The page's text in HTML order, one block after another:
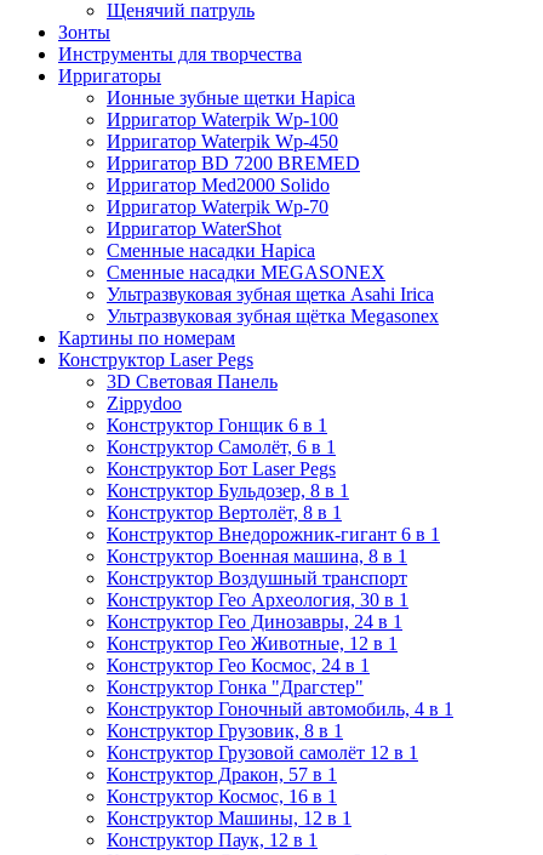
Щенячий патруль
Зонты
Инструменты для творчества
Ирригаторы
Ионные зубные щетки Hapica
Ирригатор Waterpik Wp-100
Ирригатор Waterpik Wp-450
Ирригатор BD 7200 BREMED
Ирригатор Med2000 Solido
Ирригатор Waterpik Wp-70
Ирригатор WaterShot
Сменные насадки Hapica
Сменные насадки MEGASONEX
Ультразвуковая зубная щетка Asahi Irica
Ультразвуковая зубная щётка Megasonex
Картины по номерам
Конструктор Laser Pegs
3D Световая Панель
Zippydoo
Конструктор Гонщик 6 в 1
Конструктор Cамолёт, 6 в 1
Конструктор Бот Laser Pegs
Конструктор Бульдозер, 8 в 1
Конструктор Вертолёт, 8 в 1
Конструктор Внедорожник-гигант 6 в 1
Конструктор Военная машина, 8 в 1
Конструктор Воздушный транспорт
Конструктор Гео Археология, 30 в 1
Конструктор Гео Динозавры, 24 в 1
Конструктор Гео Животные, 12 в 1
Конструктор Гео Космос, 24 в 1
Конструктор Гонка "Драгстер"
Конструктор Гоночный автомобиль, 4 в 1
Конструктор Грузовик, 8 в 1
Конструктор Грузовой самолёт 12 в 1
Конструктор Дракон, 57 в 1
Конструктор Космос, 16 в 1
Конструктор Машины, 12 в 1
Конструктор Паук, 12 в 1